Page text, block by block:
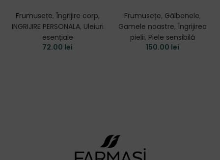
Frumusețe, Îngrijire corp,
INGRIJIRE PERSONALA, Uleiuri
esențiale
72.00 lei
Frumusețe, Gălbenele,
Gamele noastre, Îngrijirea
pielii, Piele sensibilă
150.00 lei